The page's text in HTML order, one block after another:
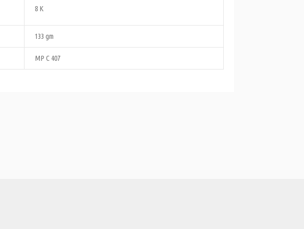
8 K
133 gm
MP C 407